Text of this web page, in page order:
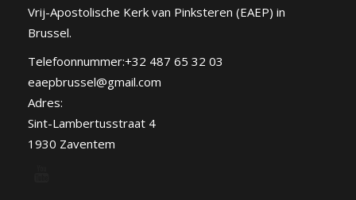
Vrij-Apostolische Kerk van Pinksteren (EAEP) in
Brussel.
Telefoonnummer:+32 487 65 32 03
eaepbrussel@gmail.com
Adres:
Sint-Lambertusstraat 4
1930 Zaventem